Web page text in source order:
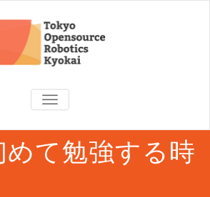
TOGGLE
NAVIGATION
めて勉強する時